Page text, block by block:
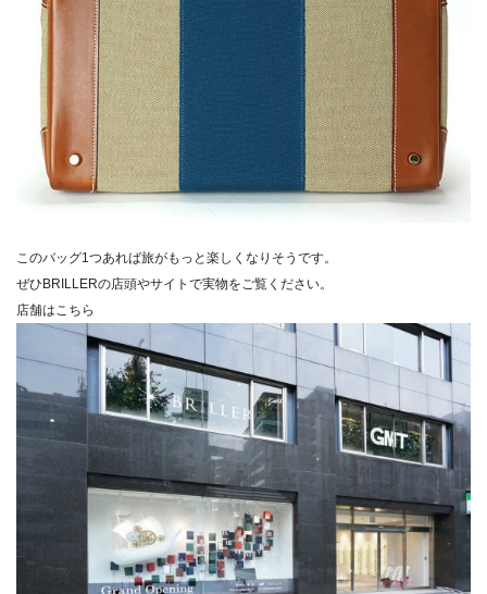
このバッグ1つあれば旅がもっと楽しくなりそうです。
ぜひBRILLERの店頭やサイト で実物をご覧ください。
店舗はこちら